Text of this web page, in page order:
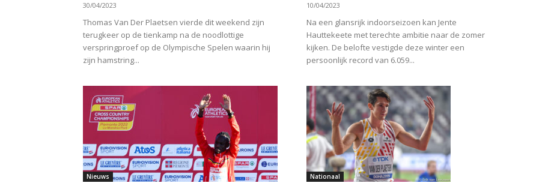
30/04/2023
Thomas Van Der Plaetsen vierde dit weekend zijn
terugkeer op de tienkamp na de noodlottige
verspringproef op de Olympische Spelen waarin hij
zijn hamstring...
10/04/2023
Na een glansrijk indoorseizoen kan Jente
Hauttekeete met terechte ambitie naar de zomer
kijken. De belofte vestigde deze winter een
persoonlijk record van 6.059...
Nieuws Nationaal